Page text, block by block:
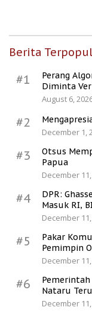
Berita
#1
Perang
Diminta
August 6,
#2
December 1,
#3
Otsus
Papua
December 11,
#4
DPR:
Masuk RI,
December 11,
#5
Pakar
Pemimpin
December 11,
#6
Pemerintah
Nataru
December 11,